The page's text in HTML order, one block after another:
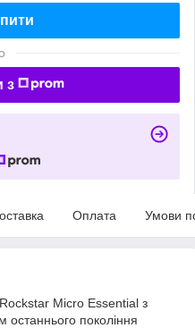
з
Оплата Умови
Micro Essential з
покоління